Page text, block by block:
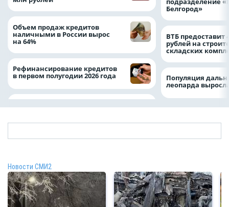
Объем продаж кредитов
наличными в России вырос
на 64%
Рефинансирование кредитов
в первом полугодии 2026 года
Белгород»
ВТБ предоставит
рублей на
складских
Популяция
леопарда
Новости СМИ2